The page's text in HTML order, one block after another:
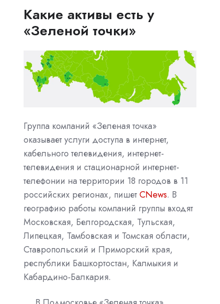
Какие активы есть у
«Зеленой точки»
Группа компаний «Зеленая точка»
оказывает услуги доступа в интернет,
кабельного телевидения, интернет-
телевидения и стационарной интернет-
телефонии на территории 18 городов в 11
российских регионах, пишетCNews. В
географию работы компаний группы входят
Московская, Белгородская, Тульская,
Липецкая, Тамбовская и Томская области,
Ставропольский и Приморский края,
республики Башкортостан, Калмыкия и
Кабардино-Балкария.